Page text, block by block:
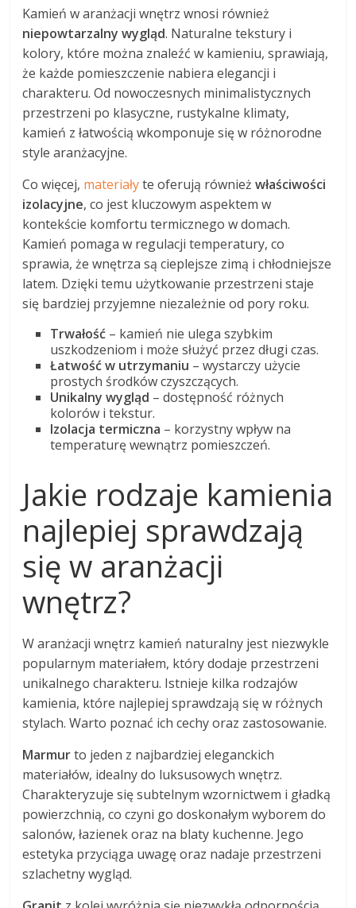
Kamień w aranżacji wnętrz wnosi również
niepowtarzalny wygląd. Naturalne tekstury i
kolory, które można znaleźć w kamieniu, sprawiają,
że każde pomieszczenie nabiera elegancji i
charakteru. Od nowoczesnych minimalistycznych
przestrzeni po klasyczne, rustykalne klimaty,
kamień z łatwością wkomponuje się w różnorodne
style aranżacyjne.
Co więcej, materiałyte oferują równieżwłaściwości
izolacyjne, co jest kluczowym aspektem w
kontekście komfortu termicznego w domach.
Kamień pomaga w regulacji temperatury, co
sprawia, że wnętrza są cieplejsze zimą i chłodniejsze
latem. Dzięki temu użytkowanie przestrzeni staje
się bardziej przyjemne niezależnie od pory roku.
Trwałość – kamień nie ulega szybkim
uszkodzeniom i może służyć przez długi czas.
Łatwość w utrzymaniu – wystarczy użycie
prostych środków czyszczących.
Unikalny wygląd – dostępność różnych
kolorów i tekstur.
Izolacja termiczna – korzystny wpływ na
temperaturę wewnątrz pomieszczeń.
Jakie rodzaje kamienia
najlepiej sprawdzają
się w aranżacji
wnętrz?
W aranżacji wnętrz kamień naturalny jest niezwykle
popularnym materiałem, który dodaje przestrzeni
unikalnego charakteru. Istnieje kilka rodzajów
kamienia, które najlepiej sprawdzają się w różnych
stylach. Warto poznać ich cechy oraz zastosowanie.
Marmurto jeden z najbardziej eleganckich
materiałów, idealny do luksusowych wnętrz.
Charakteryzuje się subtelnym wzornictwem i gładką
powierzchnią, co czyni go doskonałym wyborem do
salonów, łazienek oraz na blaty kuchenne. Jego
estetyka przyciąga uwagę oraz nadaje przestrzeni
szlachetny wygląd.